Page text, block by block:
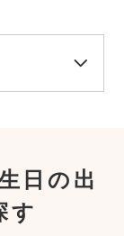
日の出
す